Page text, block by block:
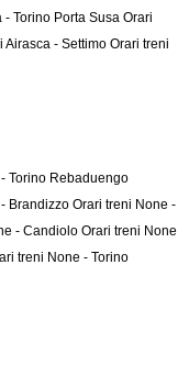
- Torino Porta Susa Orari
Airasca - Settimo Orari treni
Torino Rebaduengo
Brandizzo Orari treni None -
- Candiolo Orari treni None
treni None - Torino